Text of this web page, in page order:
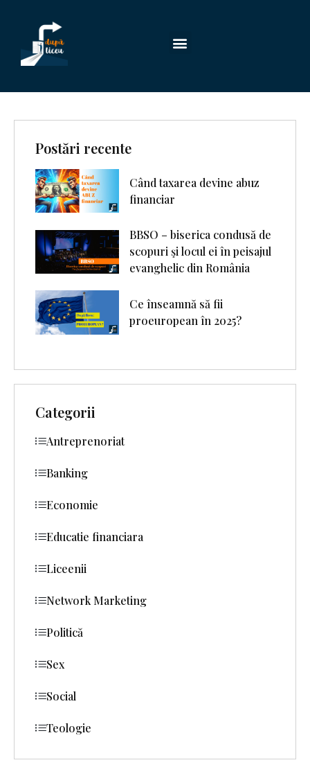
Postări recente
Când taxarea devine abuz
financiar
BBSO – biserica condusă de
scopuri şi locul ei în peisajul
evanghelic din România
Ce înseamnă să fii
proeuropean în 2025?
Categorii
Antreprenoriat
Banking
Economie
Educatie financiara
Liceenii
Network Marketing
Politică
Sex
Social
Teologie